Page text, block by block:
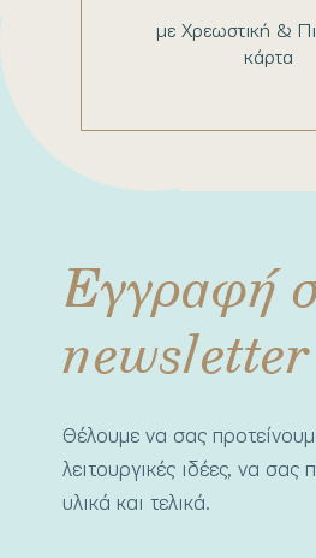
με Χρεωστική &
κάρτα
Εγγραφή
newsletter
Θέλουμε να σας
λειτουργικές ιδέες, να σας
υλικά και τελικά.